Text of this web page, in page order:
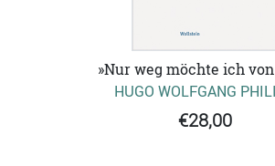
»Nur weg möchte ich
HUGO WOLFGANG
€28,00